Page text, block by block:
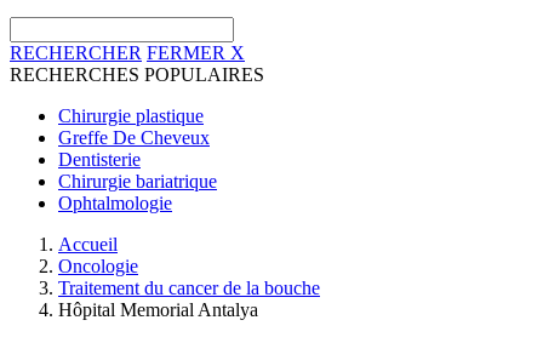
RECHERCHER FERMER X
RECHERCHES POPULAIRES
Chirurgie plastique
Greffe De Cheveux
Dentisterie
Chirurgie bariatrique
Ophtalmologie
Accueil
Oncologie
Traitement du cancer de la bouche
Hôpital Memorial Antalya